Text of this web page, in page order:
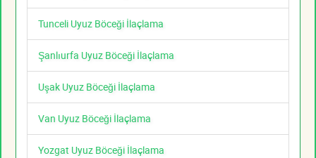
Tunceli Uyuz Böceği İlaçlama
Şanlıurfa Uyuz Böceği İlaçlama
Uşak Uyuz Böceği İlaçlama
Van Uyuz Böceği İlaçlama
Yozgat Uyuz Böceği İlaçlama